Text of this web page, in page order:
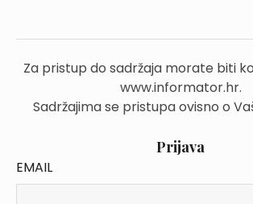
Za pristup do sadržaja morate biti
www.informator.hr.
Sadržajima se pristupa ovisno o
Prijava
EMAIL